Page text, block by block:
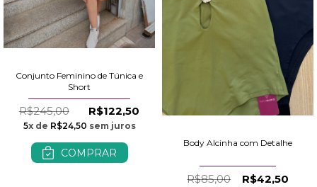
Conjunto Feminino de Túnica e
Short
R$245,00 R$122,50
5x de R$24,50 sem juros
COMPRAR
Body Alcinha com Detalhe
R$85,00 R$42,50